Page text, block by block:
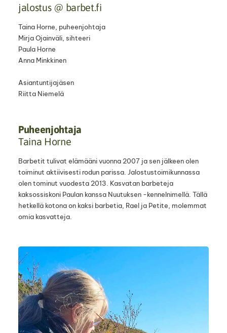
jalostus @ barbet.fi
Taina Horne, puheenjohtaja
Mirja Ojainväli, sihteeri
Paula Horne
Anna Minkkinen
Asiantuntijajäsen
Riitta Niemelä
Puheenjohtaja
Taina Horne
Barbetit tulivat elämääni vuonna 2007 ja sen jälkeen olen
toiminut aktiivisesti rodun parissa. Jalostustoimikunnassa
olen tominut vuodesta 2013. Kasvatan barbeteja
kaksossiskoni Paulan kanssa Nuutuksen -kennelnimellä. Tällä
hetkellä kotona on kaksi barbetia, Rael ja Petite, molemmat
omia kasvatteja.